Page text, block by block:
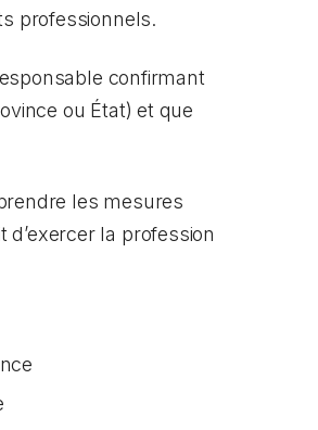
professionnels.
confirmant
ou État) et que
les mesures
la profession